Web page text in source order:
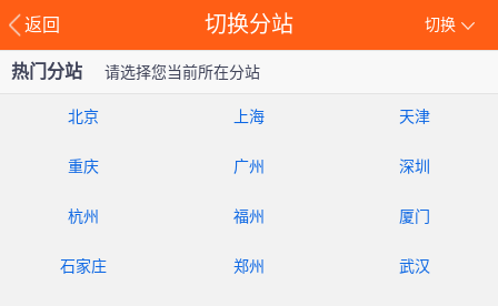
返回 切换
切换分站
热门分站 请选择您当前所在分站
北京 上海 天津
重庆 广州 深圳
杭州 福州 厦门
石家庄 郑州 武汉